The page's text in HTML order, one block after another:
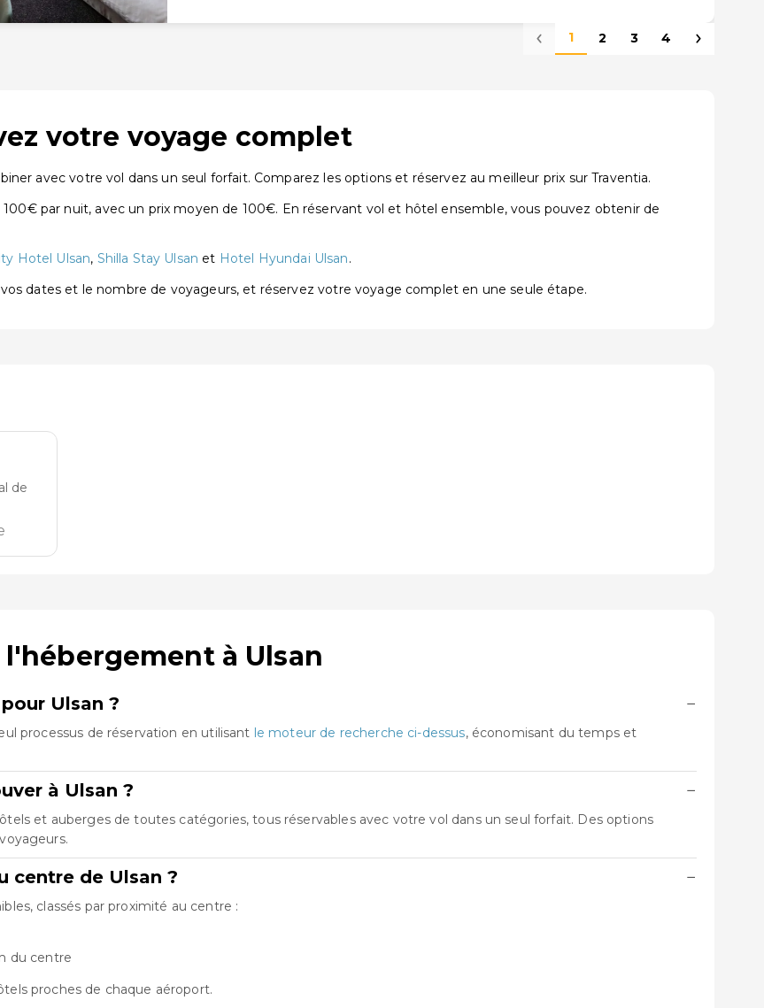
1 2 3 4
votre voyage complet
avec votre vol dans un seul forfait. Comparez les options et réservez au meilleur prix sur Traventia.
par nuit, avec un prix moyen de 100€. En réservant vol et hôtel ensemble, vous pouvez obtenir de
Hotel Ulsan, Shilla Stay Ulsan et Hotel Hyundai Ulsan.
dates et le nombre de voyageurs, et réservez votre voyage complet en une seule étape.
de
à Ulsan
Ulsan ? −
processus de réservation en utilisant le moteur de recherche ci-dessus, économisant du temps et
à Ulsan ? −
et auberges de toutes catégories, tous réservables avec votre vol dans un seul forfait. Des options
centre de Ulsan ? −
classés par proximité au centre :
du centre
proches de chaque aéroport.